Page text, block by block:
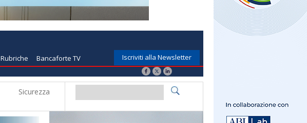
Rubriche Bancaforte TV Iscriviti alla Newsletter
Sicurezza